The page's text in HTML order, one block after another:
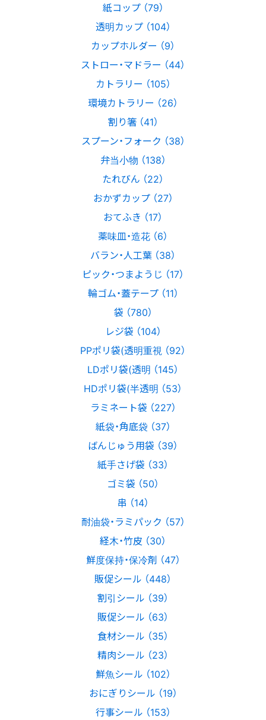
紙コップ （79）
透明カップ （104）
カップホルダー （9）
ストロー・マドラー （44）
カトラリー （105）
環境カトラリー （26）
割り箸 （41）
スプーン・フォーク （38）
弁当小物 （138）
たれびん （22）
おかずカップ （27）
おてふき （17）
薬味皿・造花 （6）
バラン・人工葉 （38）
ピック・つまようじ （17）
輪ゴム・蓋テープ （11）
袋 （780）
レジ袋 （104）
PPポリ袋(透明重視 （92）
LDポリ袋(透明 （145）
HDポリ袋(半透明 （53）
ラミネート袋 （227）
紙袋・角底袋 （37）
ばんじゅう用袋 （39）
紙手さげ袋 （33）
ゴミ袋 （50）
串 （14）
耐油袋・ラミパック （57）
経木・竹皮 （30）
鮮度保持・保冷剤 （47）
販促シール （448）
割引シール （39）
販促シール （63）
食材シール （35）
精肉シール （23）
鮮魚シール （102）
おにぎりシール （19）
行事シール （153）